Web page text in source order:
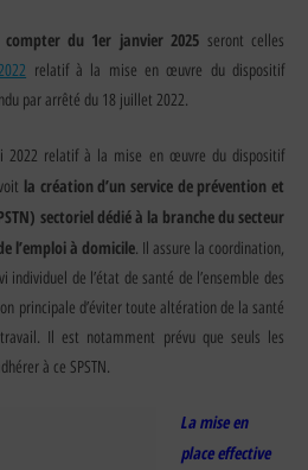
du 1er janvier 2025 seront celles
relatif à la mise en œuvre du dispositif
par arrêté du 18 juillet 2022.
2022 relatif à la mise en œuvre du dispositif
la création d’un service de prévention et
sectoriel dédié à la branche du secteur
l’emploi à domicile. Il assure la coordination,
individuel de l’état de santé de l’ensemble des
principale d’éviter toute altération de la santé
Il est notamment prévu que seuls les
à ce SPSTN.
La mise en
place effective